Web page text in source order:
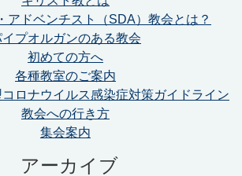
アドベンチスト（SDA）教会とは？
イプオルガンのある教会
初めての方へ
各種教室のご案内
ロナウイルス感染症対策ガイドライン
教会への行き方
集会案内
アーカイブ